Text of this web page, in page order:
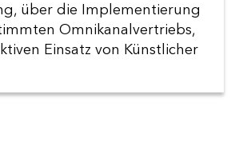
über die Implementierung
Omnikanalvertriebs,
Einsatz von Künstlicher